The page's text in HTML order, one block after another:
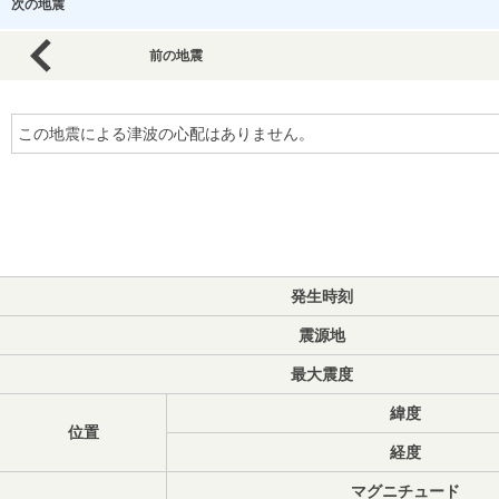
次の地震
前の地震
この地震による津波の心配はありません。
発生時刻
震源地
最大震度
位置
緯度
経度
マグニチュード